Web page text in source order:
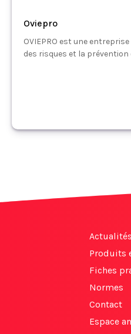
Oviepro
OVIEPRO est une
des risques et la prévention
Actualités
Produits
Fiches
Normes
Contact
Espace